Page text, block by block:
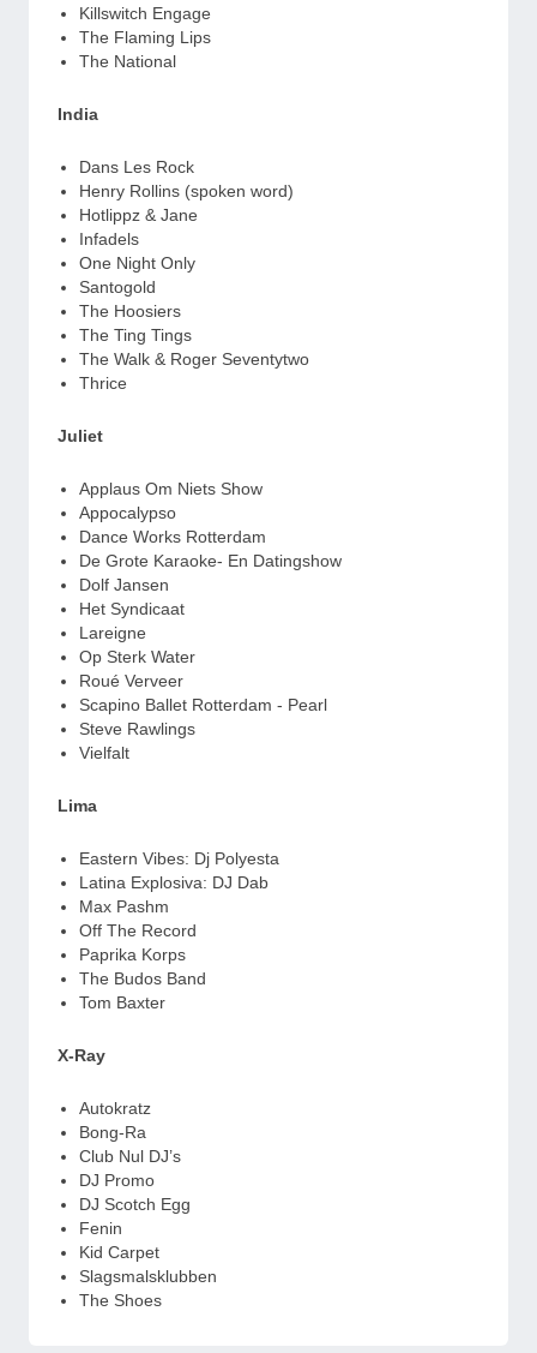
Killswitch Engage
The Flaming Lips
The National
India
Dans Les Rock
Henry Rollins (spoken word)
Hotlippz & Jane
Infadels
One Night Only
Santogold
The Hoosiers
The Ting Tings
The Walk & Roger Seventytwo
Thrice
Juliet
Applaus Om Niets Show
Appocalypso
Dance Works Rotterdam
De Grote Karaoke- En Datingshow
Dolf Jansen
Het Syndicaat
Lareigne
Op Sterk Water
Roué Verveer
Scapino Ballet Rotterdam - Pearl
Steve Rawlings
Vielfalt
Lima
Eastern Vibes: Dj Polyesta
Latina Explosiva: DJ Dab
Max Pashm
Off The Record
Paprika Korps
The Budos Band
Tom Baxter
X-Ray
Autokratz
Bong-Ra
Club Nul DJ’s
DJ Promo
DJ Scotch Egg
Fenin
Kid Carpet
Slagsmalsklubben
The Shoes